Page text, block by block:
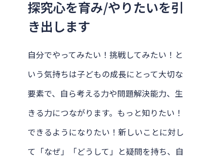
探究心を育み/やりたいを引
き出します
自分でやってみたい！挑戦してみたい！と
いう気持ちは子どもの成長にとって大切な
要素で、自ら考える力や問題解決能力、生
きる力につながります。もっと知りたい！
できるようになりたい！新しいことに対し
て「なぜ」「どうして」と疑問を持ち、自